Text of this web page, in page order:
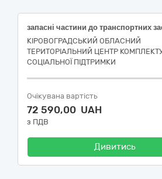
запасні частини до транспортних
КІРОВОГРАДСЬКИЙ ОБЛАСНИЙ
ТЕРИТОРІАЛЬНИЙ ЦЕНТР
СОЦІАЛЬНОЇ ПІДТРИМКИ
Очікувана вартість
72 590,00 UAH
з ПДВ
Дивитись